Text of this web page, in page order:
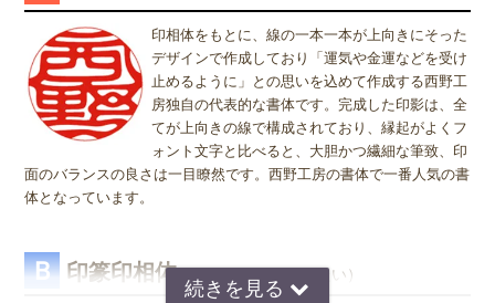
も問題ありません。ご使用用途は、お客様のご判断でご使用頂けま
す。
姓または名で、漢字1文字のお客様
『書体』をお選び頂く際、漢字一文字のお客様の場合は "たて" "ヨ
コ" どちらを選択すればよいのかお問い合わせを頂きます。 "たて"
"ヨコ" どちらを選んで頂いても、選択によりデザインが変わること
はございませんので "たて" "ヨコ" どちらかをご選択願います。
印相体をもとに、線の一本一本が上向きにそった
デザインで作成しており「運気や金運などを受け
止めるように」との思いを込めて作成する西野工
房独自の代表的な書体です。完成した印影は、全
てが上向きの線で構成されており、縁起がよくフ
ォント文字と比べると、大胆かつ繊細な筆致、印
面のバランスの良さは一目瞭然です。西野工房の書体で一番人気の書
体となっています。
Ｂ 印篆印相体 （いんてんいんそうたい）